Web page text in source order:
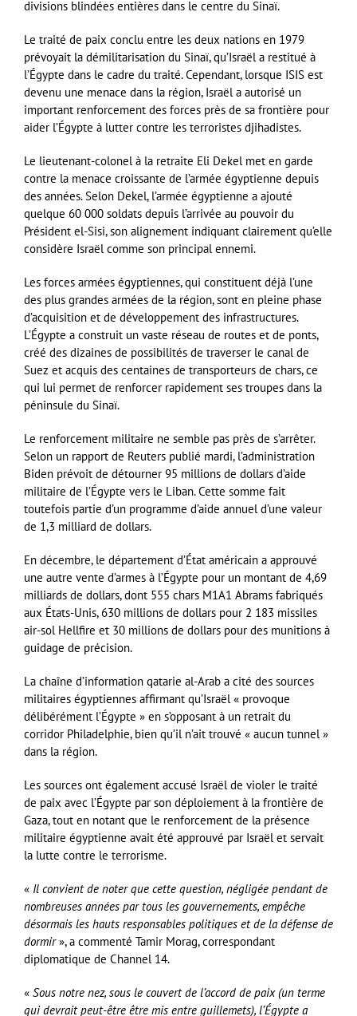
divisions blindées entières dans le centre du Sinaï.
Le traité de paix conclu entre les deux nations en 1979
prévoyait la démilitarisation du Sinaï, qu’Israël a restitué à
l’Égypte dans le cadre du traité. Cependant, lorsque ISIS est
devenu une menace dans la région, Israël a autorisé un
important renforcement des forces près de sa frontière pour
aider l’Égypte à lutter contre les terroristes djihadistes.
Le lieutenant-colonel à la retraite Eli Dekel met en garde
contre la menace croissante de l’armée égyptienne depuis
des années. Selon Dekel, l’armée égyptienne a ajouté
quelque 60 000 soldats depuis l’arrivée au pouvoir du
Président el-Sisi, son alignement indiquant clairement qu’elle
considère Israël comme son principal ennemi.
Les forces armées égyptiennes, qui constituent déjà l’une
des plus grandes armées de la région, sont en pleine phase
d’acquisition et de développement des infrastructures.
L’Égypte a construit un vaste réseau de routes et de ponts,
créé des dizaines de possibilités de traverser le canal de
Suez et acquis des centaines de transporteurs de chars, ce
qui lui permet de renforcer rapidement ses troupes dans la
péninsule du Sinaï.
Le renforcement militaire ne semble pas près de s’arrêter.
Selon un rapport de Reuters publié mardi, l’administration
Biden prévoit de détourner 95 millions de dollars d’aide
militaire de l’Égypte vers le Liban. Cette somme fait
toutefois partie d’un programme d’aide annuel d’une valeur
de 1,3 milliard de dollars.
En décembre, le département d’État américain a approuvé
une autre vente d’armes à l’Égypte pour un montant de 4,69
milliards de dollars, dont 555 chars M1A1 Abrams fabriqués
aux États-Unis, 630 millions de dollars pour 2 183 missiles
air-sol Hellfire et 30 millions de dollars pour des munitions à
guidage de précision.
La chaîne d’information qatarie al-Arab a cité des sources
militaires égyptiennes affirmant qu’Israël « provoque
délibérément l’Égypte » en s’opposant à un retrait du
corridor Philadelphie, bien qu’il n’ait trouvé « aucun tunnel »
dans la région.
Les sources ont également accusé Israël de violer le traité
de paix avec l’Égypte par son déploiement à la frontière de
Gaza, tout en notant que le renforcement de la présence
militaire égyptienne avait été approuvé par Israël et servait
la lutte contre le terrorisme.
« Il convient de noter que cette question, négligée pendant de
nombreuses années par tous les gouvernements, empêche
désormais les hauts responsables politiques et de la défense de
dormir», a commenté Tamir Morag, correspondant
diplomatique de Channel 14.
« Sous notre nez, sous le couvert de l’accord de paix (un terme
qui devrait peut-être être mis entre guillemets), l’Égypte a